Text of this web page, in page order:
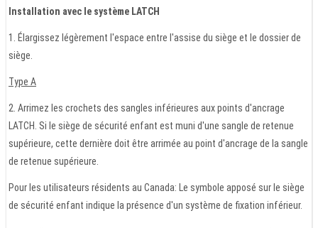
Installation avec le système LATCH
1. Élargissez légèrement l'espace entre l'assise du siège et le dossier de
siège.
Type A
2. Arrimez les crochets des sangles inférieures aux points d'ancrage
LATCH. Si le siège de sécurité enfant est muni d'une sangle de retenue
supérieure, cette dernière doit être arrimée au point d'ancrage de la sangle
de retenue supérieure.
Pour les utilisateurs résidents au Canada: Le symbole apposé sur le siège
de sécurité enfant indique la présence d'un système de fixation inférieur.